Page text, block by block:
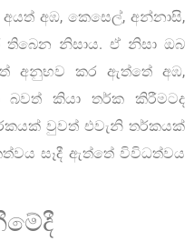
අඹ, කෙසෙල්, අන්නාසි,
තිබෙන නිසාය. ඒ නිසා ඔබ
අනුභව කර ඇත්තේ අඹ,
බවත් කියා තර්ක කිරීමටද
වුවත් එවැනි තර්කයක්
සෑදී ඇත්තේ විවිධත්වය